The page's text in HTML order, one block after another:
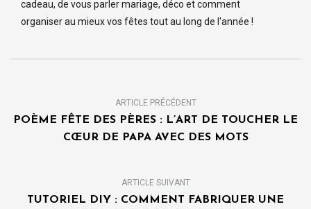
cadeau, de vous parler mariage, déco et comment
organiser au mieux vos fêtes tout au long de l'année !
ARTICLE PRÉCÉDENT
POÈME FÊTE DES PÈRES : L’ART DE TOUCHER LE
CŒUR DE PAPA AVEC DES MOTS
ARTICLE SUIVANT
TUTORIEL DIY : COMMENT FABRIQUER UNE